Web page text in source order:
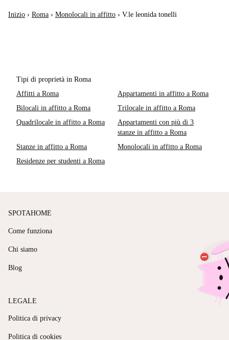
Inizio › Roma › Monolocali in affitto › V.le leonida tonelli
Tipi di proprietà in Roma
Affitti a Roma
Appartamenti in affitto a Roma
Bilocali in affitto a Roma
Trilocale in affitto a Roma
Quadrilocale in affitto a Roma
Appartamenti con più di 3
stanze in affitto a Roma
Stanze in affitto a Roma
Monolocali in affitto a Roma
Residenze per studenti a Roma
SPOTAHOME
Come funziona
Chi siamo
Blog
LEGALE
Politica di privacy
Politica di cookies